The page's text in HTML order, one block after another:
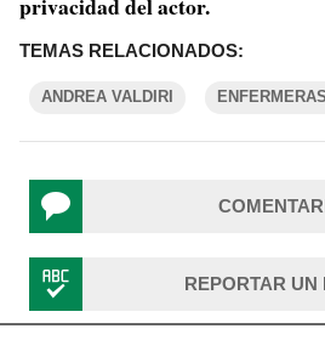
TEMAS RELACIONADOS:
ANDREA VALDIRI ENFERMERAS
REPORTAR UN